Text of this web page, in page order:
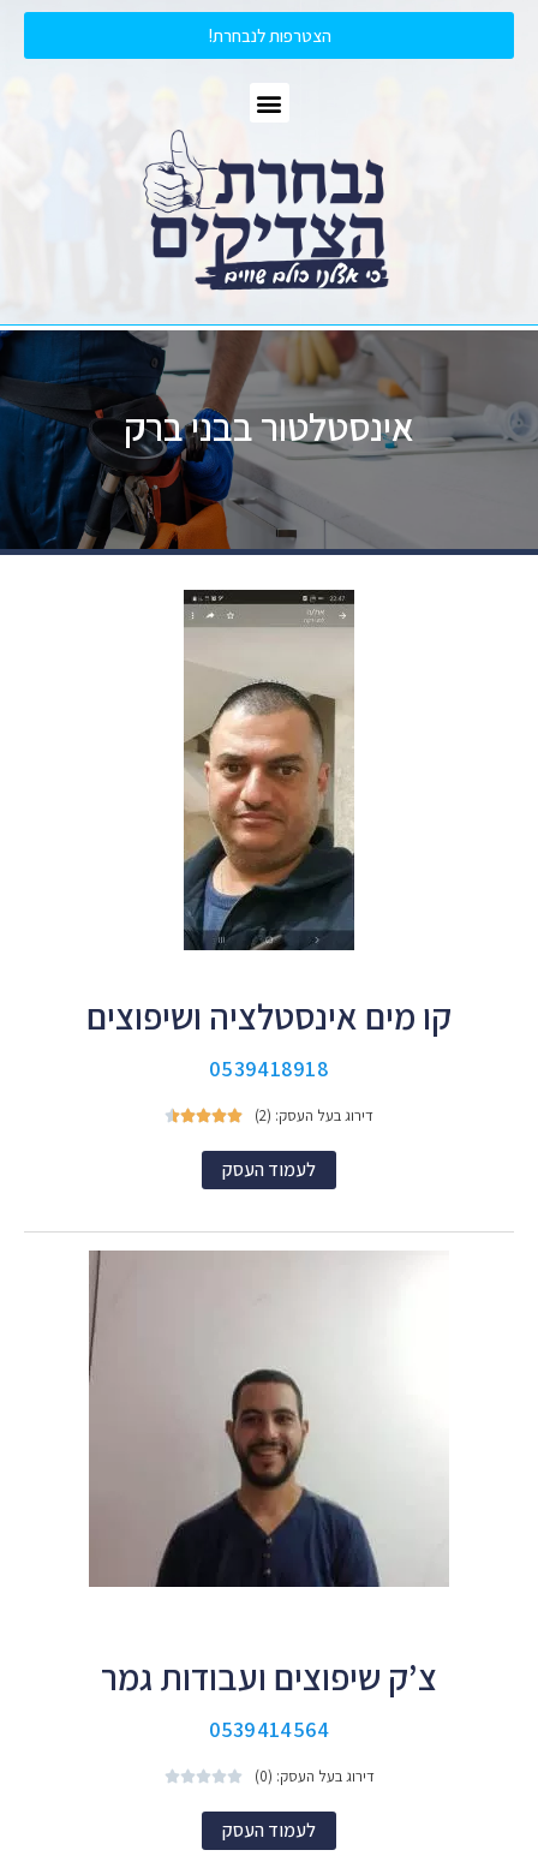
הצטרפות לנבחרת!
אינסטלטור בבני ברק
קו מים אינסטלציה ושיפוצים
0539418918
דירוג בעל העסק: (2) 




לעמוד העסק
צ’ק שיפוצים ועבודות גמר
0539414564
דירוג בעל העסק: (0) 




לעמוד העסק